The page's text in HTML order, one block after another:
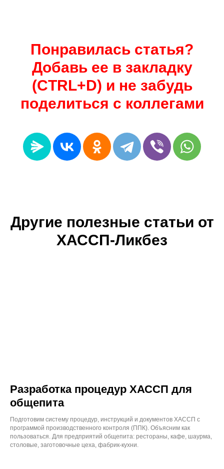
Понравилась статья?
Добавь ее в закладку
(CTRL+D) и не забудь
поделиться с коллегами
Другие полезные статьи от
ХАССП-Ликбез
Разработка процедур ХАССП для
общепита
Подготовим систему процедур, инструкций и документов ХАССП с
программой производственного контроля (ППК). Объясним как
пользоваться. Для предприятий общепита: рестораны, кафе, шаурма,
столовые, заготовочные цеха, фабрик-кухни.